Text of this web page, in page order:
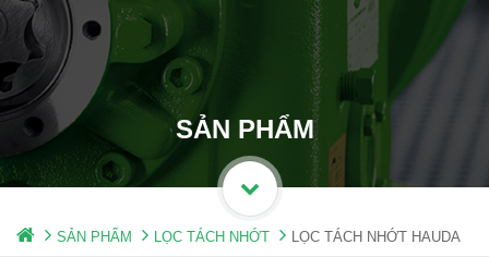
SẢN PHẨM
SẢN PHẨM LỌC TÁCH NHỚT LỌC TÁCH NHỚT HAUDA